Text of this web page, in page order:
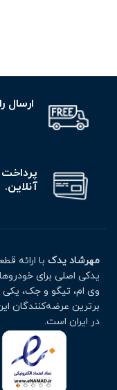
ارسال
پرداخت
آنلاین.
مهرشاد یدک با ارائه
یدکی اصلی برای
وی ام، تیگو و جک، یکی
برترین عرضه‌کنندگان
در ایران است.